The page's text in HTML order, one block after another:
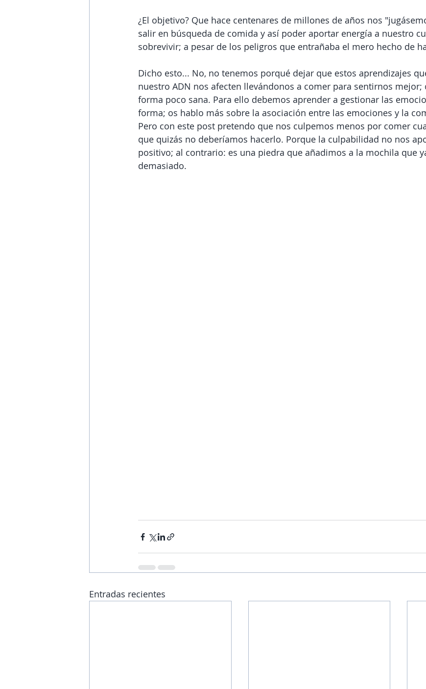
¿El objetivo? Que hace centenares de millones de años nos
salir en búsqueda de comida y así poder aportar energía a nuestro
sobrevivir; a pesar de los peligros que entrañaba el mero hecho de
Dicho esto... No, no tenemos porqué dejar que estos aprendizajes
nuestro ADN nos afecten llevándonos a comer para sentirnos mejor;
forma poco sana. Para ello debemos aprender a gestionar las
forma; os hablo más sobre la asociación entre las emociones y la
Pero con este post pretendo que nos culpemos menos por comer
que quizás no deberíamos hacerlo. Porque la culpabilidad no nos
positivo; al contrario: es una piedra que añadimos a la mochila que
demasiado.
Entradas recientes